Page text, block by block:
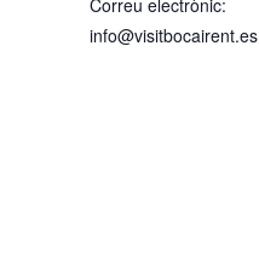
Correu electrònic:
info@visitbocairent.es